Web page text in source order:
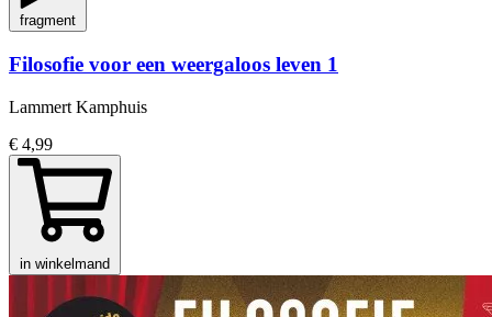
fragment
Filosofie voor een weergaloos leven 1
Lammert Kamphuis
€ 4,99
in winkelmand